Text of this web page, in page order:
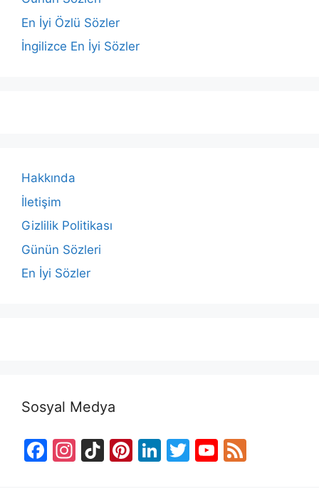
En İyi Özlü Sözler
İngilizce En İyi Sözler
Hakkında
İletişim
Gizlilik Politikası
Günün Sözleri
En İyi Sözler
Sosyal Medya
F
In Ti Pi Li T
Y